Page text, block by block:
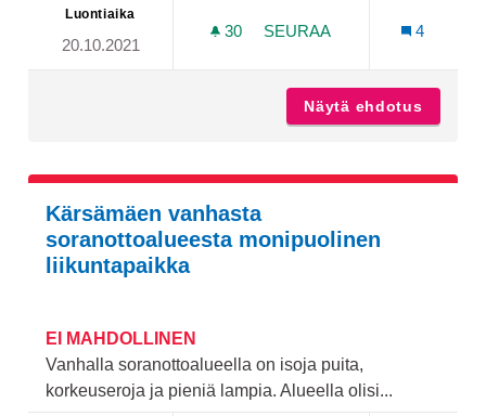
Luontiaika
20.10.2021
30 30 SEURAAJAA
SEURAA
4
Näytä ehdotus
Kärsämäen vanhasta
soranottoalueesta monipuolinen
liikuntapaikka
EI MAHDOLLINEN
Vanhalla soranottoalueella on isoja puita,
korkeuseroja ja pieniä lampia. Alueella olisi...